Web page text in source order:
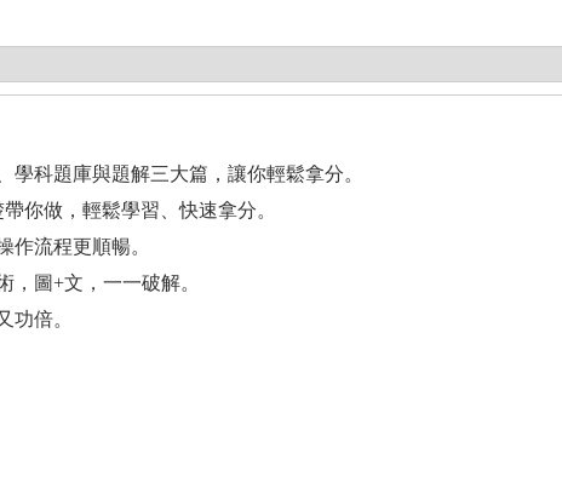
學科題庫與題解三大篇，讓你輕鬆拿分。
你做，輕鬆學習、快速拿分。
作流程更順暢。
，圖+文，一一破解。
功倍。